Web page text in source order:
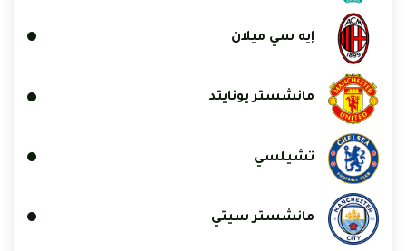
إيه سي ميلان
مانشستر يونايتد
تشيلسي
مانشستر سيتي